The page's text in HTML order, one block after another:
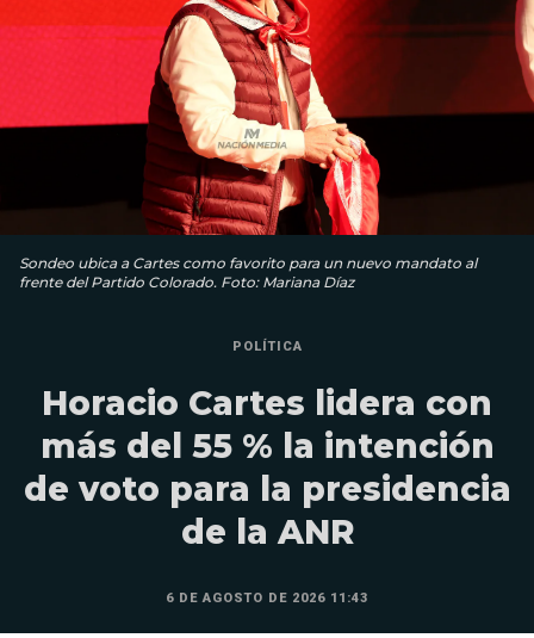
Sondeo ubica a Cartes como favorito para un nuevo mandato al
frente del Partido Colorado. Foto: Mariana Díaz
POLÍTICA
Horacio Cartes lidera con
más del 55 % la intención
de voto para la presidencia
de la ANR
6 DE AGOSTO DE 2026 11:43